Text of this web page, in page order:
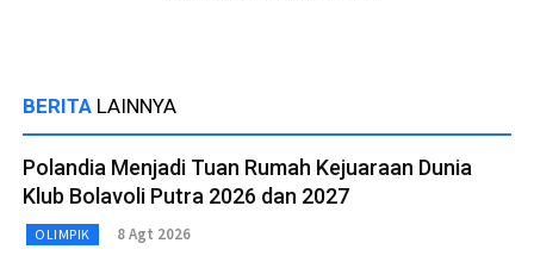
BERITA LAINNYA
Polandia Menjadi Tuan Rumah Kejuaraan Dunia
Klub Bolavoli Putra 2026 dan 2027
OLIMPIK 8 Agt 2026